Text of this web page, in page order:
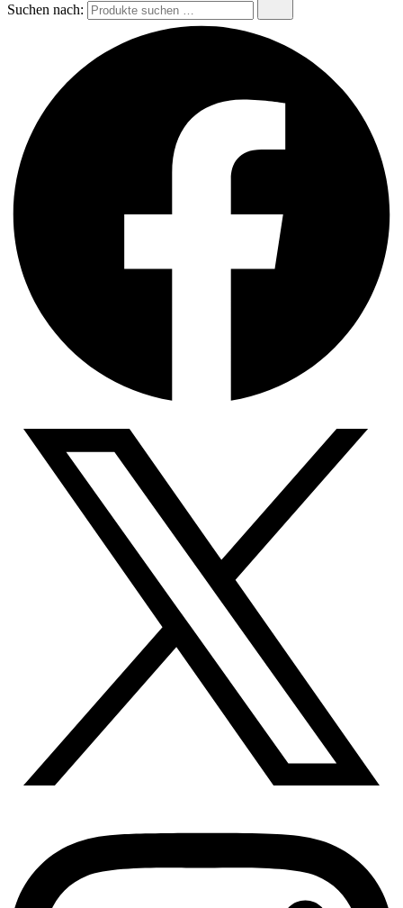
Suchen nach: